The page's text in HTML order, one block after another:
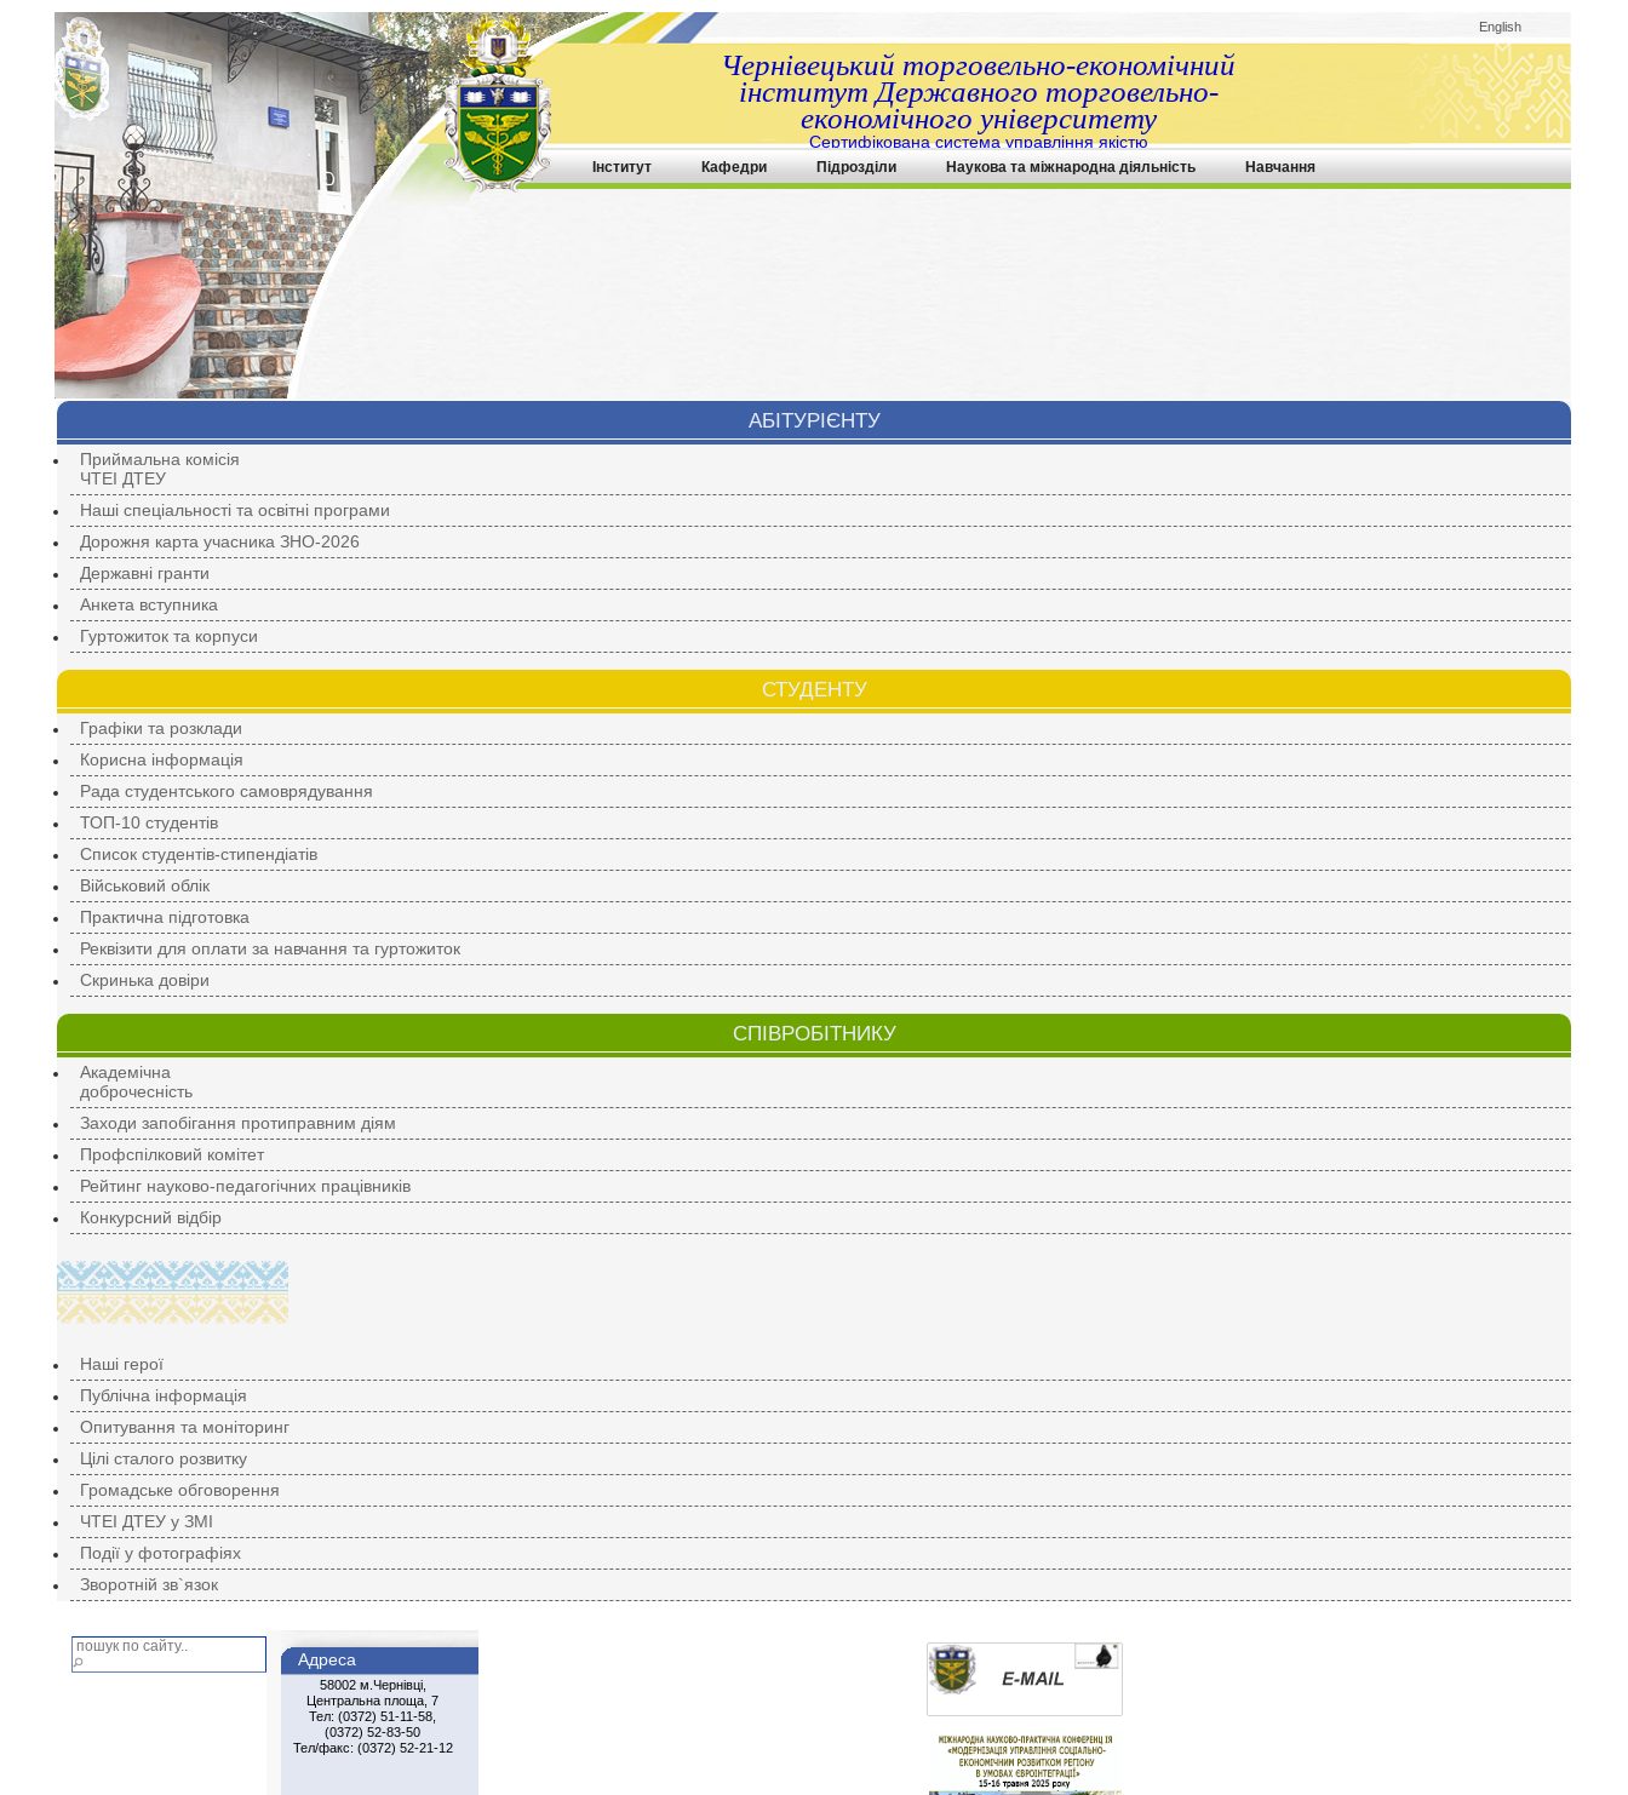
Чернівецький торговельно-економічний
інститут Державного торговельно-
економічного університету
Сертифікована система управління якістю
ДСТУ ISO 9001:2015
English
Інститут Кафедри Підрозділи Наукова та міжнародна діяльність Навчання
АБІТУРІЄНТУ
Приймальна комісія
ЧТЕІ ДТЕУ
Наші спеціальності та освітні програми
Дорожня карта учасника ЗНО-2026
Державні гранти
Анкета вступника
Гуртожиток та корпуси
СТУДЕНТУ
Графіки та розклади
Корисна інформація
Рада студентського самоврядування
ТОП-10 студентів
Список студентів-стипендіатів
Військовий облік
Практична підготовка
Реквізити для оплати за навчання та гуртожиток
Скринька довіри
СПІВРОБІТНИКУ
Академічна
доброчесність
Заходи запобігання протиправним діям
Профспілковий комітет
Рейтинг науково-педагогічних працівників
Конкурсний відбір
Наші герої
Публічна інформація
Опитування та моніторинг
Цілі сталого розвитку
Громадське обговорення
ЧТЕІ ДТЕУ у ЗМІ
Події у фотографіях
Зворотній зв`язок
Адреса
58002 м.Чернiвцi,
Центральна площа, 7
Тел: (0372) 51-11-58,
(0372) 52-83-50
Тел/факс: (0372) 52-21-12